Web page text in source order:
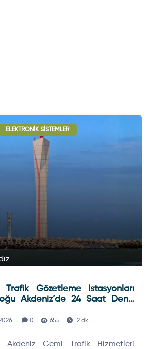
ELEKTRONIK SISTEMLER
Trafik Gözetleme İstasyonları
Akdeniz’de 24 Saat Deniz
0 655 2 dk
Akdeniz Gemi Trafik Hizmetleri